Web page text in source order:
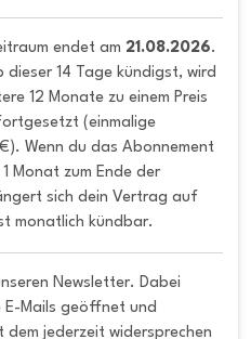
endet am 21.08.2026.
dieser 14 Tage kündigst, wird
12 Monate zu einem Preis
(einmalige
Wenn du das Abonnement
Monat zum Ende der
sich dein Vertrag auf
monatlich kündbar.
Newsletter. Dabei
E-Mails geöffnet und
dem jederzeit widersprechen